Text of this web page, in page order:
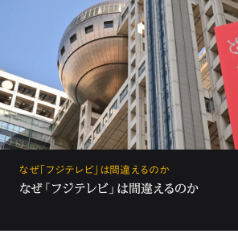
なぜ「フジテレビ」は間違えるのか
なぜ「フジテレビ」は間違えるのか